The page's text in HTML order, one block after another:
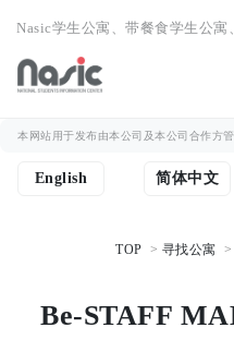
Nasic学生公寓、带餐食学生公
本网站用于发布由本公司及本公司合作方
English 简体中文
TOP 寻找公寓
Be-STAFF